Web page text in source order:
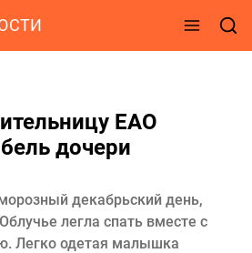
ЕАО
дочери
декабрьский день,
легла спать вместе с
Легко одетая малышка